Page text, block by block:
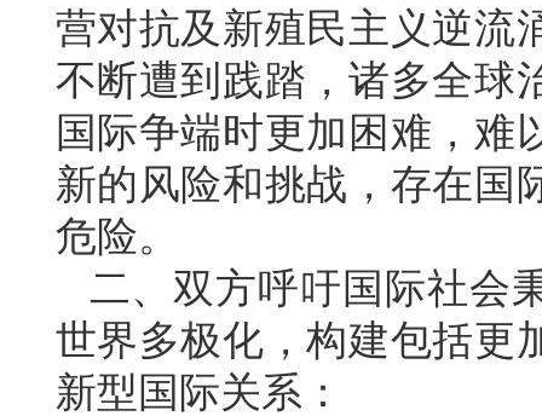
营对抗及新殖民主义逆流
不断遭到践踏，诸多全球
国际争端时更加困难，难
新的风险和挑战，存在国
危险。
二、双方呼吁国际社会
世界多极化，构建包括更
新型国际关系：